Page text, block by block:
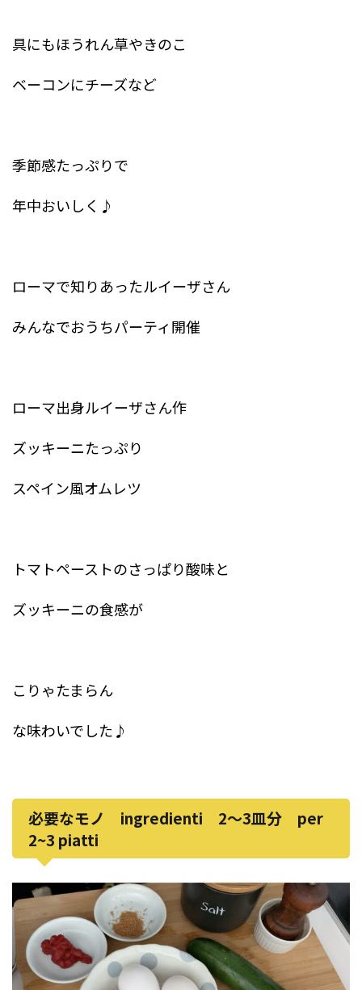
具にもほうれん草やきのこ
ベーコンにチーズなど
季節感たっぷりで
年中おいしく♪
ローマで知りあったルイーザさん
みんなでおうちパーティ開催
ローマ出身ルイーザさん作
ズッキーニたっぷり
スペイン風オムレツ
トマトペーストのさっぱり酸味と
ズッキーニの食感が
こりゃたまらん
な味わいでした♪
必要なモノ ingredienti 2〜3皿分 per
2~3 piatti